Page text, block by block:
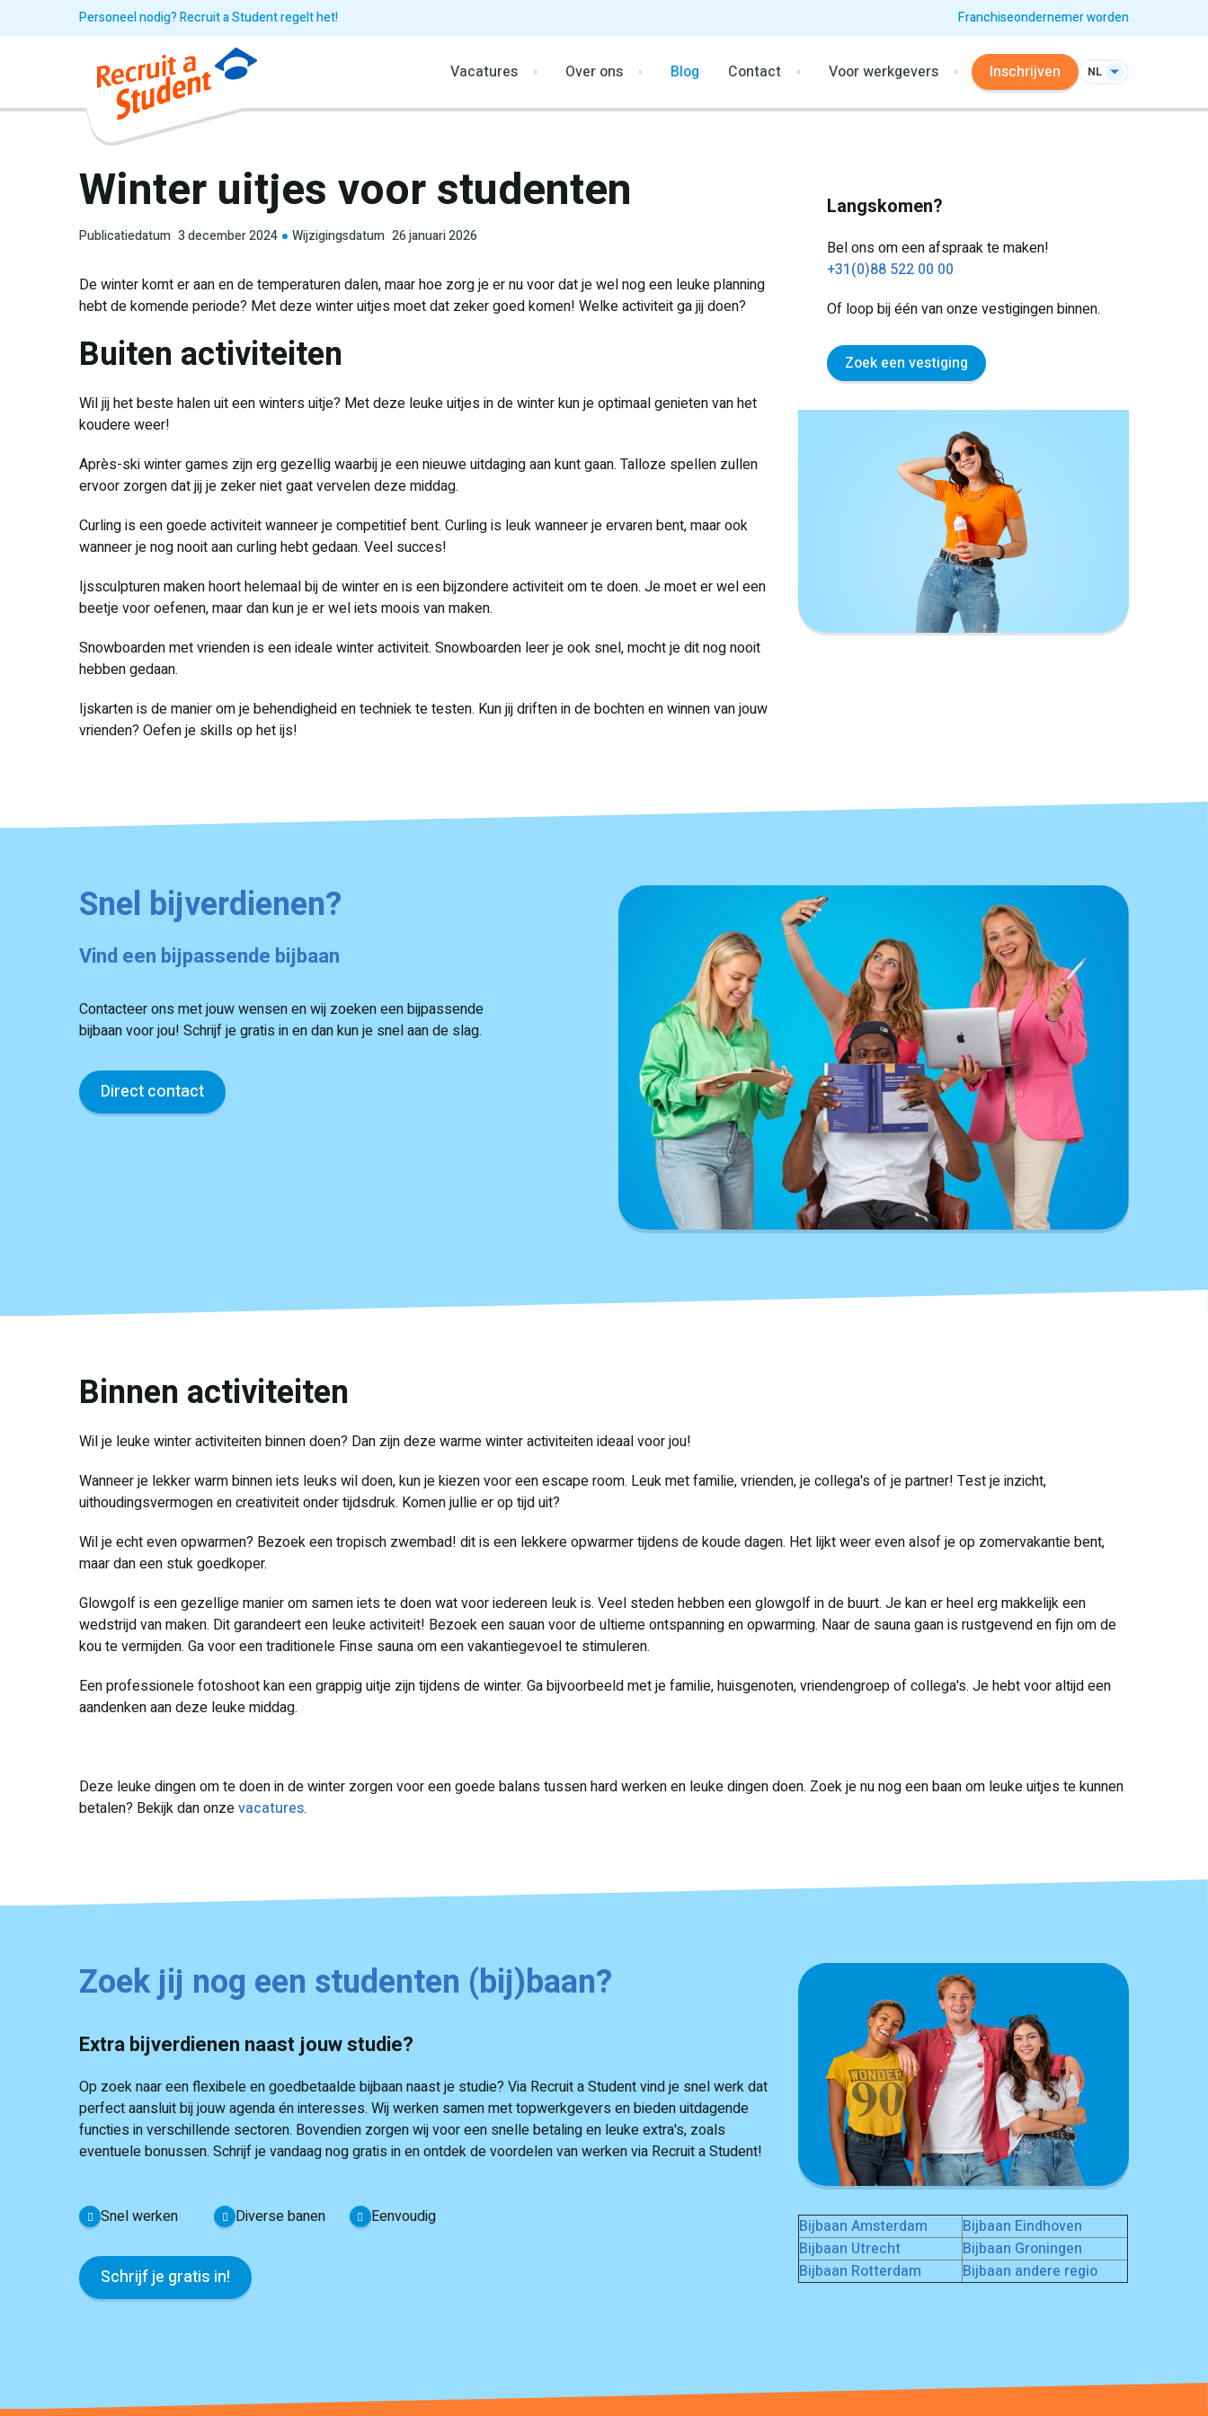
Personeel nodig? Recruit a Student regelt het! Franchiseondernemer worden
Vacatures Over ons Blog Contact Voor werkgevers Inschrijven NL
Winter uitjes voor studenten
Publicatiedatum 3 december 2024 Wijzigingsdatum 26 januari 2026
De winter komt er aan en de temperaturen dalen, maar hoe zorg je er nu voor dat je wel nog een leuke planning
hebt de komende periode? Met deze winter uitjes moet dat zeker goed komen! Welke activiteit ga jij doen?
Buiten activiteiten
Wil jij het beste halen uit een winters uitje? Met deze leuke uitjes in de winter kun je optimaal genieten van het
koudere weer!
Après-ski winter games zijn erg gezellig waarbij je een nieuwe uitdaging aan kunt gaan. Talloze spellen zullen
ervoor zorgen dat jij je zeker niet gaat vervelen deze middag.
Curling is een goede activiteit wanneer je competitief bent. Curling is leuk wanneer je ervaren bent, maar ook
wanneer je nog nooit aan curling hebt gedaan. Veel succes!
Ijssculpturen maken hoort helemaal bij de winter en is een bijzondere activiteit om te doen. Je moet er wel een
beetje voor oefenen, maar dan kun je er wel iets moois van maken.
Snowboarden met vrienden is een ideale winter activiteit. Snowboarden leer je ook snel, mocht je dit nog nooit
hebben gedaan.
Ijskarten is de manier om je behendigheid en techniek te testen. Kun jij driften in de bochten en winnen van jouw
vrienden? Oefen je skills op het ijs!
Langskomen?
Bel ons om een afspraak te maken!
+31(0)88 522 00 00
Of loop bij één van onze vestigingen binnen.
Zoek een vestiging
Snel bijverdienen?
Vind een bijpassende bijbaan
Contacteer ons met jouw wensen en wij zoeken een bijpassende
bijbaan voor jou! Schrijf je gratis in en dan kun je snel aan de slag.
Direct contact
Binnen activiteiten
Wil je leuke winter activiteiten binnen doen? Dan zijn deze warme winter activiteiten ideaal voor jou!
Wanneer je lekker warm binnen iets leuks wil doen, kun je kiezen voor een escape room. Leuk met familie, vrienden, je collega's of je partner! Test je inzicht,
uithoudingsvermogen en creativiteit onder tijdsdruk. Komen jullie er op tijd uit?
Wil je echt even opwarmen? Bezoek een tropisch zwembad! dit is een lekkere opwarmer tijdens de koude dagen. Het lijkt weer even alsof je op zomervakantie bent,
maar dan een stuk goedkoper.
Glowgolf is een gezellige manier om samen iets te doen wat voor iedereen leuk is. Veel steden hebben een glowgolf in de buurt. Je kan er heel erg makkelijk een
wedstrijd van maken. Dit garandeert een leuke activiteit! Bezoek een sauan voor de ultieme ontspanning en opwarming. Naar de sauna gaan is rustgevend en fijn om de
kou te vermijden. Ga voor een traditionele Finse sauna om een vakantiegevoel te stimuleren.
Een professionele fotoshoot kan een grappig uitje zijn tijdens de winter. Ga bijvoorbeeld met je familie, huisgenoten, vriendengroep of collega's. Je hebt voor altijd een
aandenken aan deze leuke middag.
Deze leuke dingen om te doen in de winter zorgen voor een goede balans tussen hard werken en leuke dingen doen. Zoek je nu nog een baan om leuke uitjes te kunnen
betalen? Bekijk dan onzevacatures.
Zoek jij nog een studenten (bij)baan?
Extra bijverdienen naast jouw studie?
Op zoek naar een flexibele en goedbetaalde bijbaan naast je studie? Via Recruit a Student vind je snel werk dat
perfect aansluit bij jouw agenda én interesses. Wij werken samen met topwerkgevers en bieden uitdagende
functies in verschillende sectoren. Bovendien zorgen wij voor een snelle betaling en leuke extra's, zoals
eventuele bonussen. Schrijf je vandaag nog gratis in en ontdek de voordelen van werken via Recruit a Student!
Snel werken Diverse banen Eenvoudig
Schrijf je gratis in!
Bijbaan Amsterdam
Bijbaan Eindhoven
Bijbaan Utrecht
Bijbaan Groningen
Bijbaan Rotterdam
Bijbaan andere regio